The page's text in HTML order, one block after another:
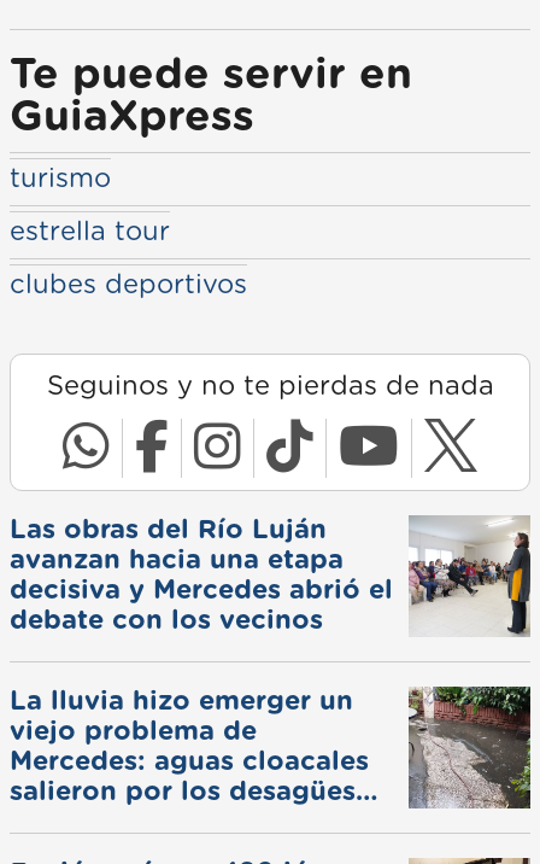
Te puede servir en
GuiaXpress
turismo
estrella tour
clubes deportivos
Seguinos y no te pierdas de nada
Las obras del Río Luján
avanzan hacia una etapa
decisiva y Mercedes abrió el
debate con los vecinos
La lluvia hizo emerger un
viejo problema de
Mercedes: aguas cloacales
salieron por los desagües